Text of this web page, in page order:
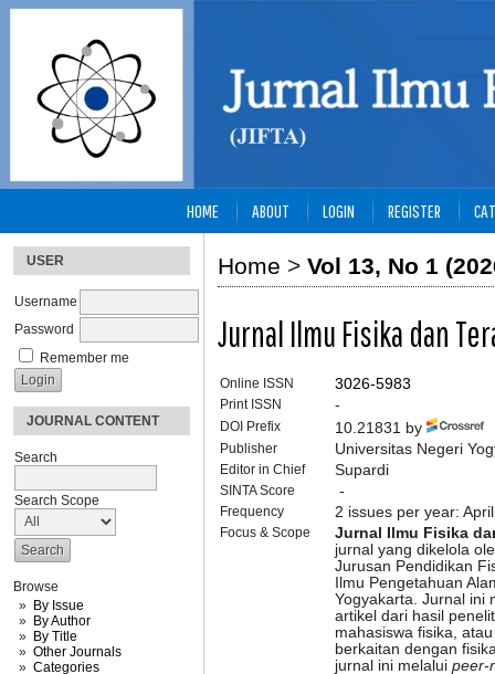
USER
Username
Password
Remember me
JOURNAL CONTENT
Search
Search Scope
Browse
By Issue
By Author
By Title
Other Journals
Categories
HOME ABOUT LOGIN REGISTER
Home > Vol 13, No 1
Jurnal Ilmu Fisika dan
Online ISSN 3026-5983
Print ISSN -
DOI Prefix 10.21831 by
Publisher Universitas Negeri
Editor in Chief Supardi
SINTA Score -
Frequency 2 issues per year:
Focus & Scope
Jurnal Ilmu Fisika
jurnal yang dikelola
Jurusan Pendidikan
Ilmu Pengetahuan
Yogyakarta. Jurnal ini
artikel dari hasil
mahasiswa fisika,
berkaitan dengan
jurnal ini melalui peer-